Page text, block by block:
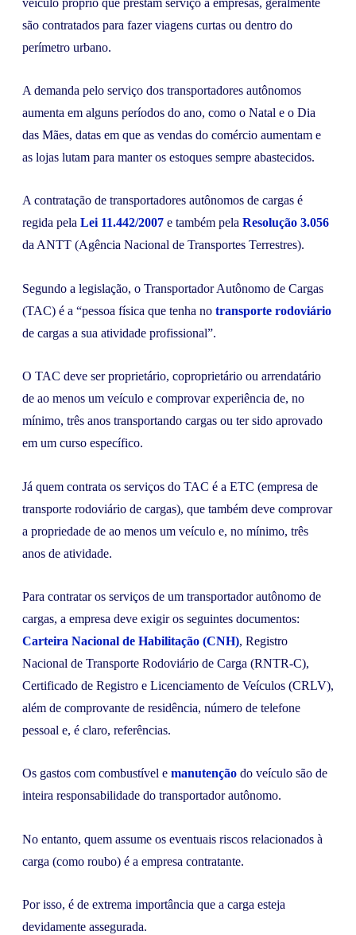
são contratados para fazer viagens curtas ou dentro do
perímetro urbano.
A demanda pelo serviço dos transportadores autônomos
aumenta em alguns períodos do ano, como o Natal e o Dia
das Mães, datas em que as vendas do comércio aumentam e
as lojas lutam para manter os estoques sempre abastecidos.
A contratação de transportadores autônomos de cargas é
regida pela Lei 11.442/2007 e também pela Resolução 3.056
da ANTT (Agência Nacional de Transportes Terrestres).
Segundo a legislação, o Transportador Autônomo de Cargas
(TAC) é a “pessoa física que tenha no transporte rodoviário
de cargas a sua atividade profissional”.
O TAC deve ser proprietário, coproprietário ou arrendatário
de ao menos um veículo e comprovar experiência de, no
mínimo, três anos transportando cargas ou ter sido aprovado
em um curso específico.
Já quem contrata os serviços do TAC é a ETC (empresa de
transporte rodoviário de cargas), que também deve comprovar
a propriedade de ao menos um veículo e, no mínimo, três
anos de atividade.
Para contratar os serviços de um transportador autônomo de
cargas, a empresa deve exigir os seguintes documentos:
Carteira Nacional de Habilitação (CNH), Registro
Nacional de Transporte Rodoviário de Carga (RNTR-C),
Certificado de Registro e Licenciamento de Veículos (CRLV),
além de comprovante de residência, número de telefone
pessoal e, é claro, referências.
Os gastos com combustível e manutenção do veículo são de
inteira responsabilidade do transportador autônomo.
No entanto, quem assume os eventuais riscos relacionados à
carga (como roubo) é a empresa contratante.
Por isso, é de extrema importância que a carga esteja
devidamente assegurada.